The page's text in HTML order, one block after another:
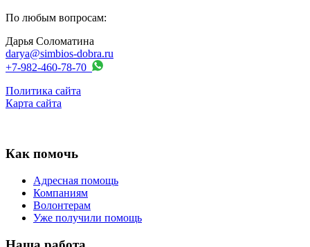
По любым вопросам:
Дарья Соломатина
darya@simbios-dobra.ru
+7-982-460-78-70
Политика сайта
Карта сайта
Как помочь
Адресная помощь
Компаниям
Волонтерам
Уже получили помощь